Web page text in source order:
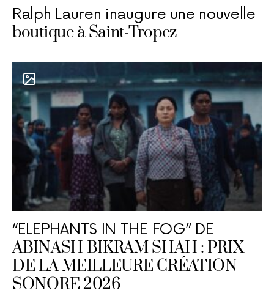
Ralph Lauren inaugure une nouvelle
boutique à Saint-Tropez
“ELEPHANTS IN THE FOG” DE
ABINASH BIKRAM SHAH : PRIX
DE LA MEILLEURE CRÉATION
SONORE 2026